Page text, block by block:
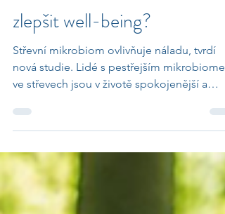
náladu. Jak mohou bakterie
zlepšit well-being?
Střevní mikrobiom ovlivňuje náladu, tvrdí
ve střevech jsou v životě spokojenější a
prožívají více pozitivních emocí.